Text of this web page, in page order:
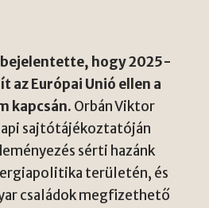
hogy 2025-
az Európai Unió ellen a
kapcsán. Orbán Viktor
sajtótájékoztatóján
sérti hazánk
területén, és
családok megfizethető